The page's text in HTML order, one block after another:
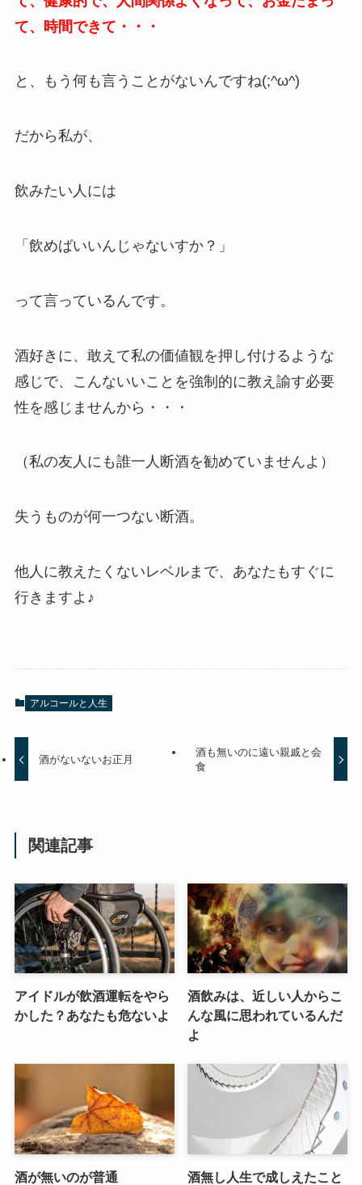
て、時間できて・・・
と、もう何も言うことがないんですね(;^ω^)
だから私が、
飲みたい人には
「飲めばいいんじゃないすか？」
って言っているんです。
酒好きに、敢えて私の価値観を押し付けるような
感じで、こんないいことを強制的に教え諭す必要
性を感じませんから・・・
（私の友人にも誰一人断酒を勧めていませんよ）
失うものが何一つない断酒。
他人に教えたくないレベルまで、あなたもすぐに
行きますよ♪
アルコールと人生
酒がないないお正月
酒も無いのに遠い親戚と会
食
関連記事
アイドルが飲酒運転をやら
かした？あなたも危ないよ
酒飲みは、近しい人からこ
んな風に思われているんだ
よ
酒が無いのが普通
酒無し人生で成しえたこと